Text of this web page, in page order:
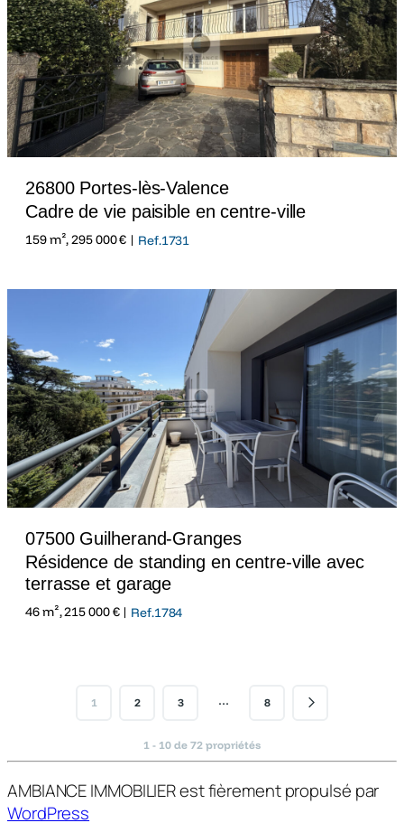
26800 Portes-lès-Valence
Cadre de vie paisible en centre-ville
159 m², 295 000 € | Ref.1731
07500 Guilherand-Granges
Résidence de standing en centre-ville avec
terrasse et garage
46 m², 215 000 € | Ref.1784
1 2 3 … 8
1 - 10 de 72 propriétés
AMBIANCE IMMOBILIER est fièrement propulsé par
WordPress